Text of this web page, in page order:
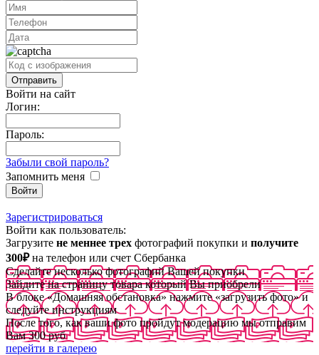
Войти на сайт
Логин:
Пароль:
Забыли свой пароль?
Запомнить меня
Зарегистрироваться
Войти как пользователь:
Загрузите не меннее трех фотографий покупки и получите
300₽на телефон или счет Сбербанка
Сделайте несколько фотографий Вашей покупки
Зайдите на страницу товара который Вы приобрели
В блоке «Домашняя обстановка» нажмите «загрузить фото» и
следуйте инструкциям
После того, как ваши фото пройдут модерацию мы отправим
Вам 300 руб
перейти в галерею